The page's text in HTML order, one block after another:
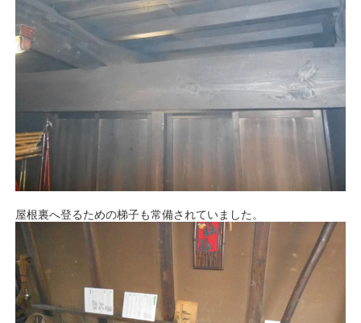
屋根裏へ登るための梯子も常備されていました。